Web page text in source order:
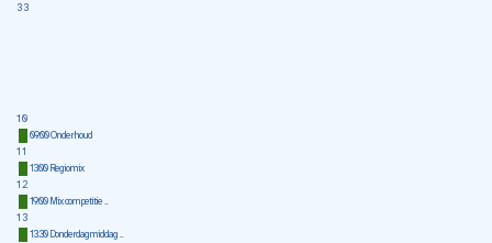
33
10
09:00 Onderhoud
11
13:00 Regiomix
12
19:00 Mix competitie ...
13
13:30 Donderdagmiddag ...